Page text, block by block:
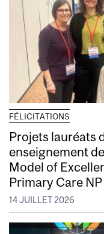
FÉLICITATIONS
Projets lauréats
enseignement
Model of
Primary Care
14 JUILLET 2026